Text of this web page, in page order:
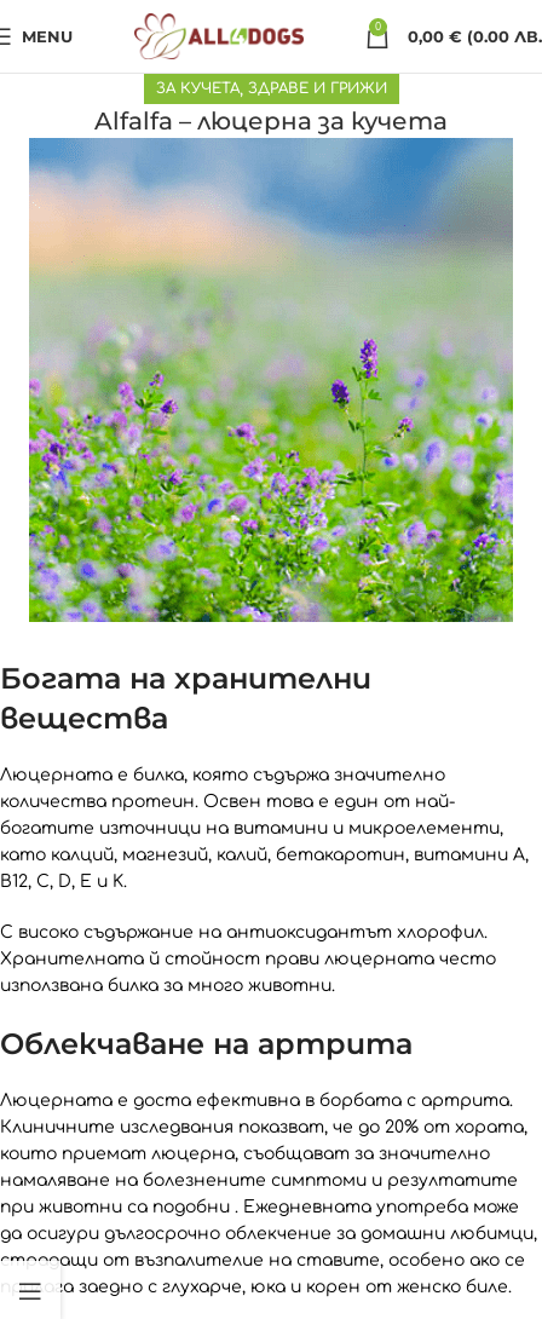
MENU 0 0,00 € (0.00
ЗА КУЧЕТА, ЗДРАВЕ И ГРИЖИ
Alfalfa – люцерна за кучета
Богата на хранителни
вещества
Люцерната е билка, която съдържа значителнo
количества протеин. Освен това е един от най-
богатите източници на витамини и микроелементи,
като калций, магнезий, калий, бетакаротин, витамини A,
B12, C, D, E и K.
С високо съдържание на антиоксидантът хлорофил.
Хранителната й стойност прави люцерната често
използвана билка за много животни.
Облекчаване на артрита
Люцерната е доста ефективна в борбата с артрита.
Клиничните изследвания показват, че до 20% от хората,
които приемат люцерна, съобщават за значително
намаляване на болезнените симптоми и резултатите
при животни са подобни . Ежедневната употреба може
да осигури дългосрочно облекчение за домашни любимци,
страдащи от възпалителие на ставите, особено ако се
прилага заедно с глухарче, юка и корен от женско биле.